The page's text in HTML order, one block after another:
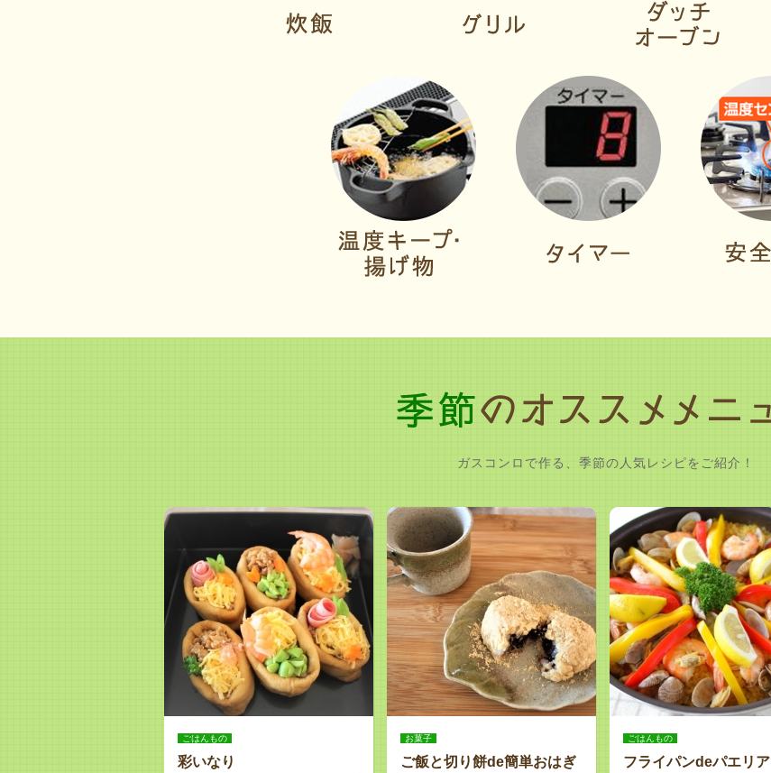
ガスコンロで作る、季節の人気レシピをご紹介！
ごはんもの
彩いなり
お菓子
ご飯と切り餅de簡単おはぎ
ごはんもの
フライパンdeパエリア